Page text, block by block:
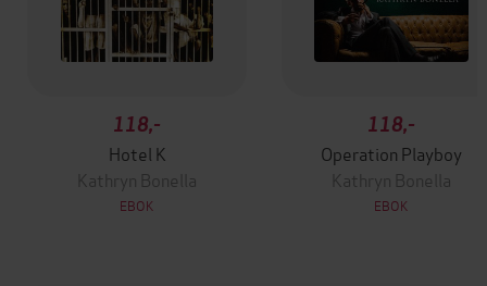
118,-
Hotel K
Kathryn Bonella
EBOK
118,-
Operation Playboy
Kathryn Bonella
EBOK